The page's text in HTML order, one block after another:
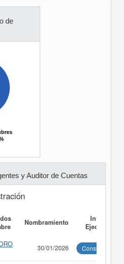
de
y Auditor de Cuentas
Nombramiento
Informe
Ejecutivo
30/01/2026 Consultar